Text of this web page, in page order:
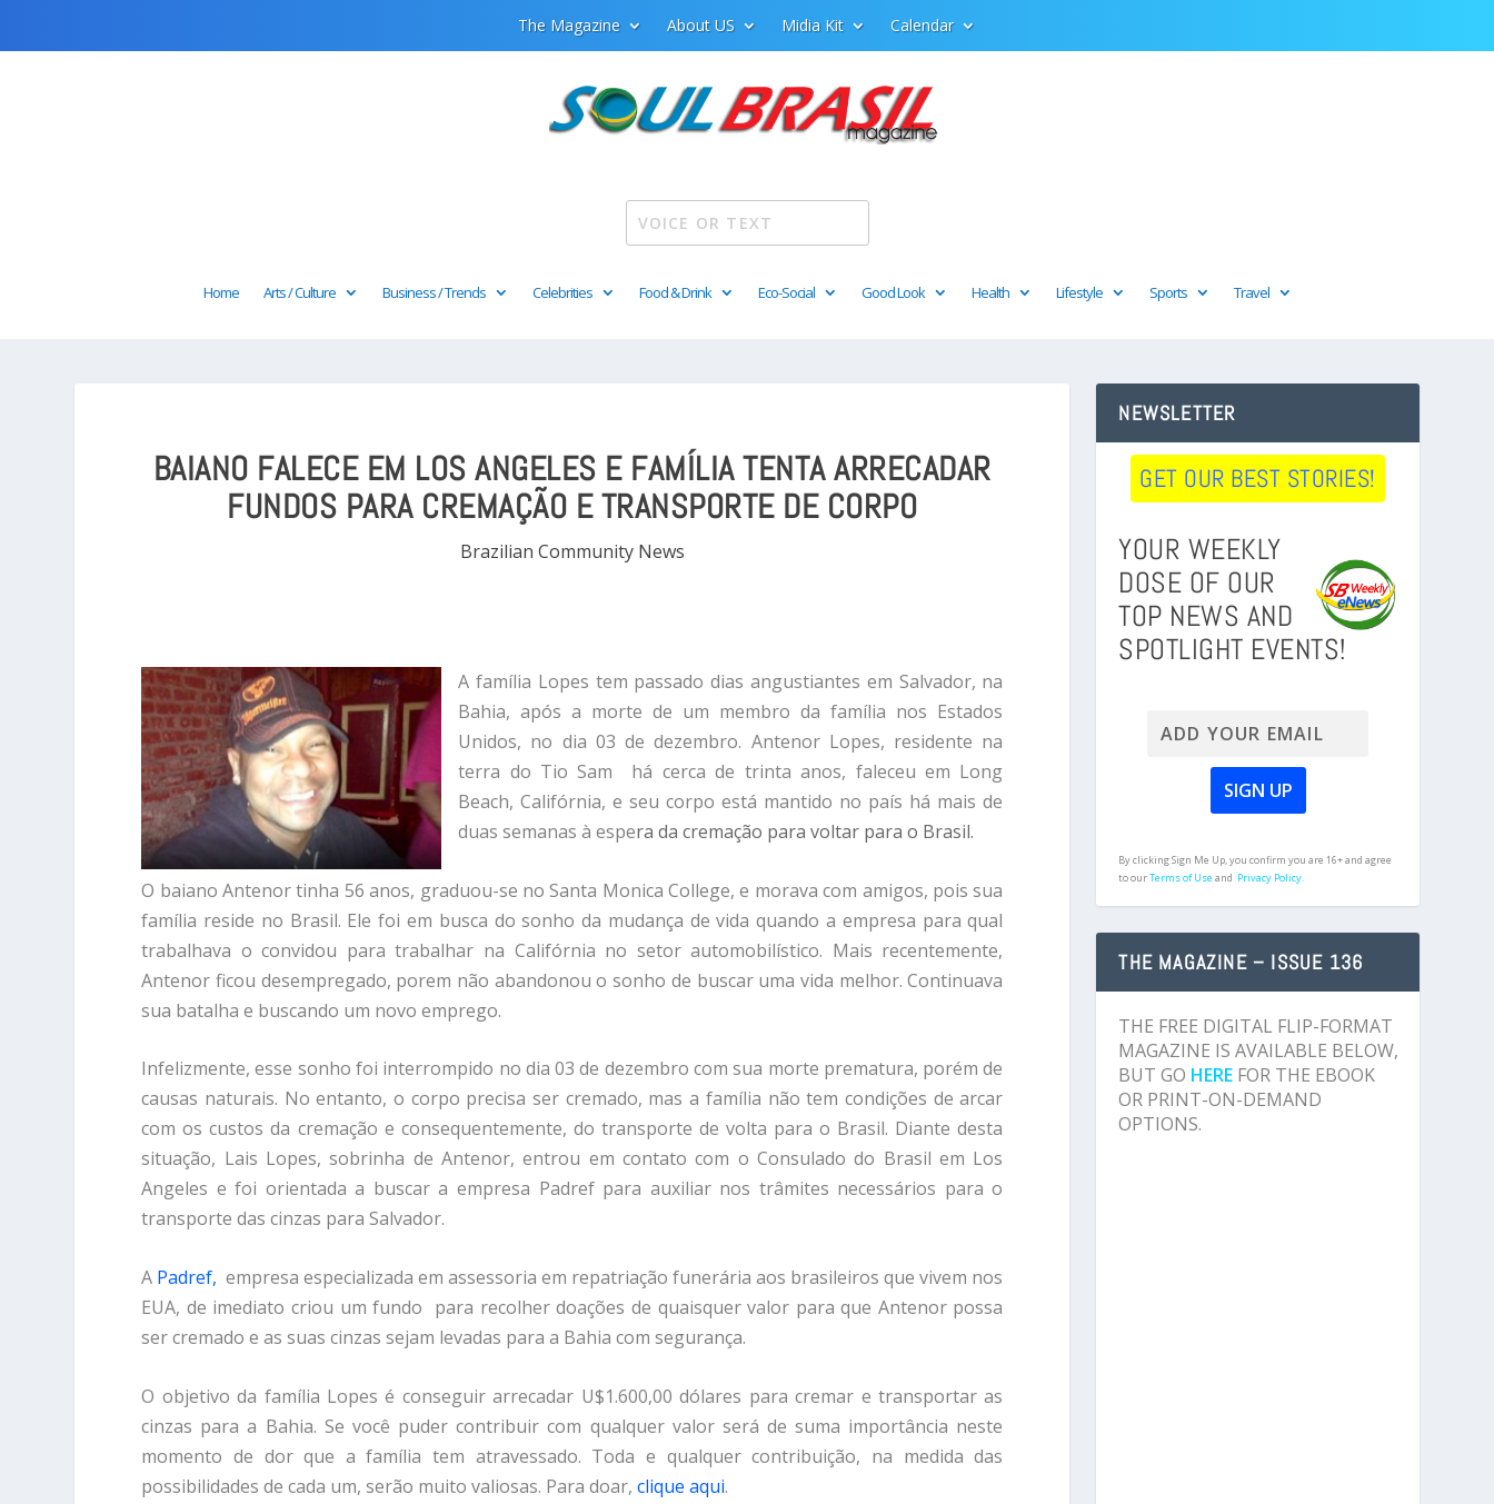
The Magazine About US Midia Kit Calendar
Home Arts / Culture Business / Trends Celebrities Food & Drink Eco-Social Good Look Health Lifestyle Sports Travel
BAIANO FALECE EM LOS ANGELES E FAMÍLIA TENTA ARRECADAR
FUNDOS PARA CREMAÇÃO E TRANSPORTE DE CORPO
Brazilian Community News
A família Lopes tem passado dias angustiantes em Salvador, na
Bahia, após a morte de um membro da família nos Estados
Unidos, no dia 03 de dezembro. Antenor Lopes, residente na
terra do Tio Sam há cerca de trinta anos, faleceu em Long
Beach, Califórnia, e seu corpo está mantido no país há mais de
duas semanas à espera da cremação para voltar para o Brasil.
O baiano Antenor tinha 56 anos, graduou-se no Santa Monica College, e morava com amigos, pois sua
família reside no Brasil. Ele foi em busca do sonho da mudança de vida quando a empresa para qual
trabalhava o convidou para trabalhar na Califórnia no setor automobilístico. Mais recentemente,
Antenor ficou desempregado, porem não abandonou o sonho de buscar uma vida melhor. Continuava
sua batalha e buscando um novo emprego.
Infelizmente, esse sonho foi interrompido no dia 03 de dezembro com sua morte prematura, porém de
causas naturais. No entanto, o corpo precisa ser cremado, mas a família não tem condições de arcar
com os custos da cremação e consequentemente, do transporte de volta para o Brasil. Diante desta
situação, Lais Lopes, sobrinha de Antenor, entrou em contato com o Consulado do Brasil em Los
Angeles e foi orientada a buscar a empresa Padref para auxiliar nos trâmites necessários para o
transporte das cinzas para Salvador.
A Padref, empresa especializada em assessoria em repatriação funerária aos brasileiros que vivem nos
EUA, de imediato criou um fundo para recolher doações de quaisquer valor para que Antenor possa
ser cremado e as suas cinzas sejam levadas para a Bahia com segurança.
O objetivo da família Lopes é conseguir arrecadar U$1.600,00 dólares para cremar e transportar as
cinzas para a Bahia. Se você puder contribuir com qualquer valor será de suma importância neste
momento de dor que a família tem atravessado. Toda e qualquer contribuição, na medida das
possibilidades de cada um, serão muito valiosas. Para doar,clique aqui.
NEWSLETTER
GET OUR BEST STORIES!
YOUR WEEKLY
DOSE OF OUR
TOP NEWS AND
SPOTLIGHT EVENTS!
By clicking Sign Me Up, you confirm you are 16+ and agree
to ourTerms of Useand Privacy Policy.
THE MAGAZINE – ISSUE 136
THE FREE DIGITAL FLIP-FORMAT
MAGAZINE IS AVAILABLE BELOW,
BUT GO HERE FOR THE EBOOK
OR PRINT-ON-DEMAND
OPTIONS.